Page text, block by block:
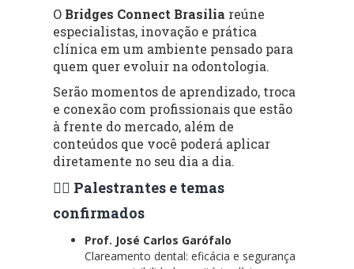
O Bridges Connect Brasília reúne
especialistas, inovação e prática
clínica em um ambiente pensado para
quem quer evoluir na odontologia.
Serão momentos de aprendizado, troca
e conexão com profissionais que estão
à frente do mercado, além de
conteúdos que você poderá aplicar
diretamente no seu dia a dia.
👨‍⚕️ Palestrantes e temas
confirmados
Prof. José Carlos Garófalo
Clareamento dental: eficácia e segurança